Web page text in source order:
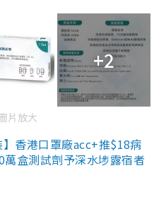
+2
片放大
香港口罩廠acc+推$18病
盒測試劑予深水埗露宿者